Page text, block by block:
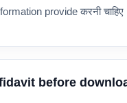
provide करनी
before